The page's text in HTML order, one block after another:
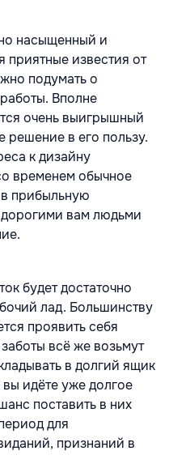
насыщенный и
известия от
подумать о
Вполне
очень выигрышный
решение в его пользу.
к дизайну
временем обычное
прибыльную
вам людьми
будет достаточно
лад. Большинству
проявить себя
всё же возьмут
в долгий ящик
идёте уже долгое
поставить в них
для
признаний в